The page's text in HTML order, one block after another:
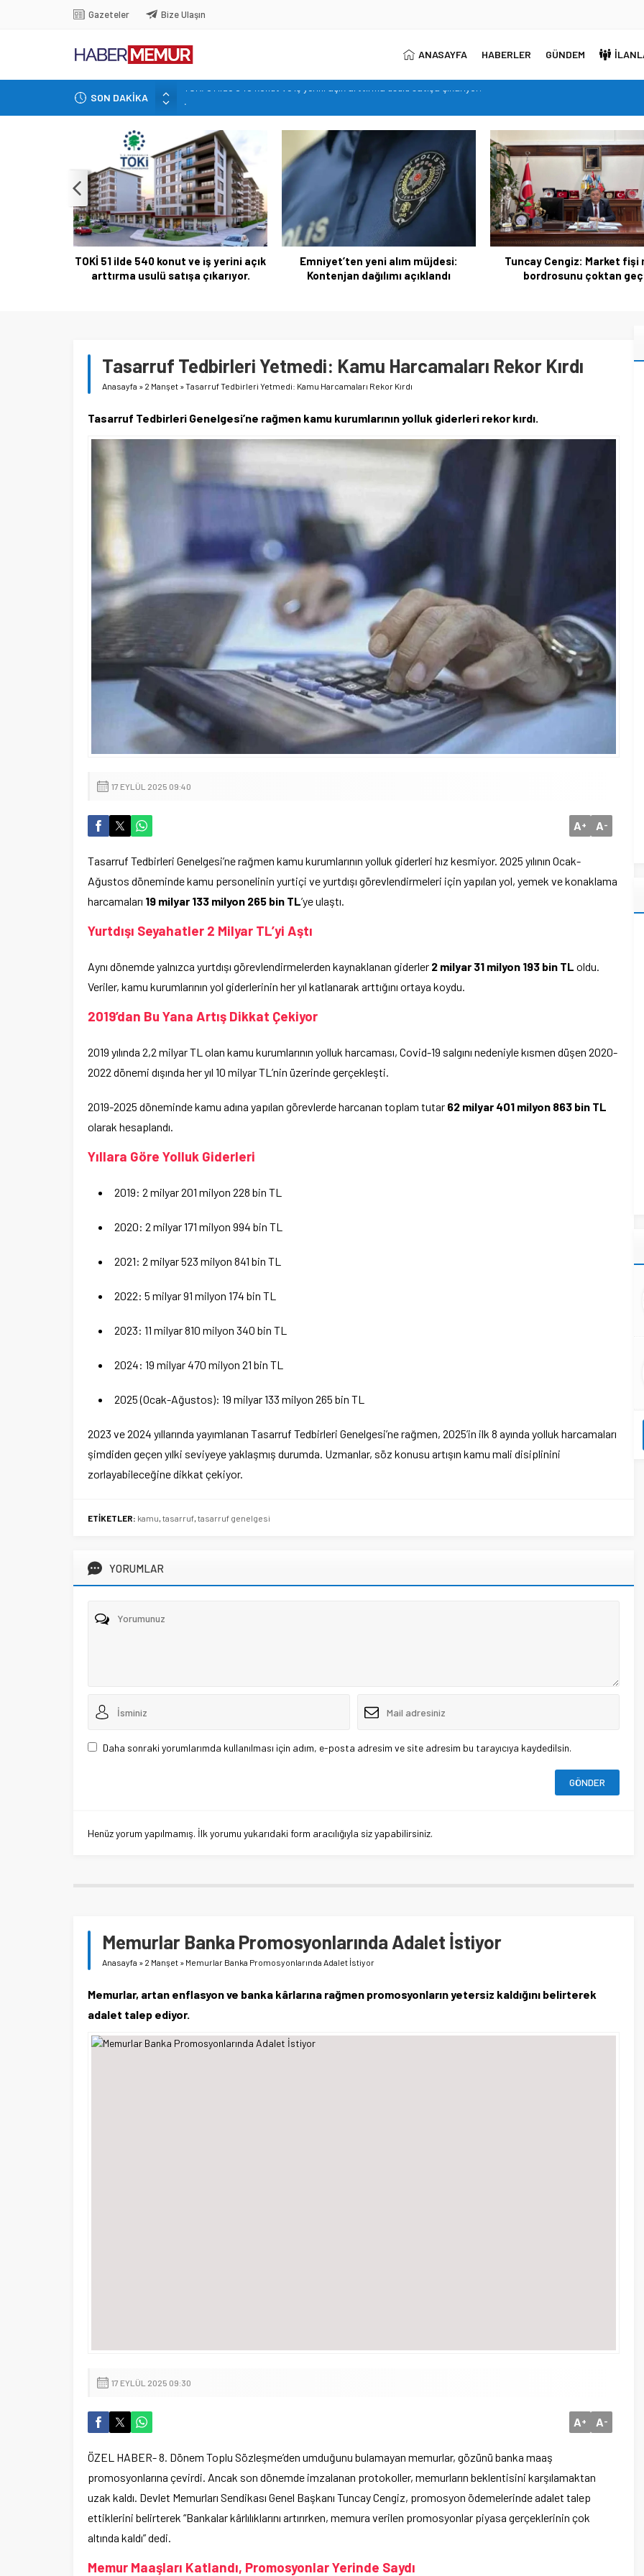
Gazeteler Bize Ulaşın
ANASAYFA HABERLER GÜNDEM
SON DAKİKA
İçişleri Bakanlığı, Görevde Yükselme ve Unvan Değişikliği Yazılı Sınavları’nın tarihlerini duyurdu.
Emniyet’ten yeni alım müjdesi: Kontenjan dağılımı açıklandı
Tuncay Cengiz: Market fişi maaş bordrosunu çoktan geçti
Erdal Beşikçioğlu tutuklandı: 39 kişi cezaevine gönderildi
TOKİ 51 ilde 540 konut ve iş yerini açık arttırma usulü satışa çıkarıyor.
Emniyet’ten yeni alım müjdesi:
Kontenjan dağılımı açıklandı
Tuncay Cengiz: Market fişi maaş
bordrosunu çoktan geçti
Öğretmenlerin özür
atamalarında tercih süreci
Tasarruf Tedbirleri Yetmedi: Kamu Harcamaları Rekor Kırdı
Anasayfa » 2 Manşet »Tasarruf Tedbirleri Yetmedi: Kamu Harcamaları Rekor Kırdı
Tasarruf Tedbirleri Genelgesi’ne rağmen kamu kurumlarının yolluk giderleri rekor kırdı.
17 EYLÜL 2025 09:40
A+ A-
Tasarruf Tedbirleri Genelgesi’ne rağmen kamu kurumlarının yolluk giderleri hız kesmiyor. 2025 yılının Ocak-
Ağustos döneminde kamu personelinin yurtiçi ve yurtdışı görevlendirmeleri için yapılan yol, yemek ve konaklama
harcamaları 19 milyar 133 milyon 265 bin TL’ye ulaştı.
Yurtdışı Seyahatler 2 Milyar TL’yi Aştı
Aynı dönemde yalnızca yurtdışı görevlendirmelerden kaynaklanan giderler 2 milyar 31 milyon 193 bin TL oldu.
Veriler, kamu kurumlarının yol giderlerinin her yıl katlanarak arttığını ortaya koydu.
2019’dan Bu Yana Artış Dikkat Çekiyor
2019 yılında 2,2 milyar TL olan kamu kurumlarının yolluk harcaması, Covid-19 salgını nedeniyle kısmen düşen 2020-
2022 dönemi dışında her yıl 10 milyar TL’nin üzerinde gerçekleşti.
2019-2025 döneminde kamu adına yapılan görevlerde harcanan toplam tutar 62 milyar 401 milyon 863 bin TL
olarak hesaplandı.
Yıllara Göre Yolluk Giderleri
2019: 2 milyar 201 milyon 228 bin TL
2020: 2 milyar 171 milyon 994 bin TL
2021: 2 milyar 523 milyon 841 bin TL
2022: 5 milyar 91 milyon 174 bin TL
2023: 11 milyar 810 milyon 340 bin TL
2024: 19 milyar 470 milyon 21 bin TL
2025 (Ocak-Ağustos): 19 milyar 133 milyon 265 bin TL
2023 ve 2024 yıllarında yayımlanan Tasarruf Tedbirleri Genelgesi’ne rağmen, 2025’in ilk 8 ayında yolluk harcamaları
şimdiden geçen yılki seviyeye yaklaşmış durumda. Uzmanlar, söz konusu artışın kamu mali disiplinini
zorlayabileceğine dikkat çekiyor.
ETİKETLER: kamu, tasarruf, tasarruf genelgesi
YORUMLAR
Daha sonraki yorumlarımda kullanılması için adım, e-posta adresim ve site adresim bu tarayıcıya kaydedilsin.
Henüz yorum yapılmamış. İlk yorumu yukarıdaki form aracılığıyla siz yapabilirsiniz.
Memurlar Banka Promosyonlarında Adalet İstiyor
Anasayfa » 2 Manşet » Memurlar Banka Promosyonlarında Adalet İstiyor
Memurlar, artan enflasyon ve banka kârlarına rağmen promosyonların yetersiz kaldığını belirterek
adalet talep ediyor.
17 EYLÜL 2025 09:30
A+ A-
ÖZEL HABER- 8. Dönem Toplu Sözleşme’den umduğunu bulamayan memurlar, gözünü banka maaş
promosyonlarına çevirdi. Ancak son dönemde imzalanan protokoller, memurların beklentisini karşılamaktan
uzak kaldı. Devlet Memurları Sendikası Genel Başkanı Tuncay Cengiz, promosyon ödemelerinde adalet talep
ettiklerini belirterek “Bankalar kârlılıklarını artırırken, memura verilen promosyonlar piyasa gerçeklerinin çok
altında kaldı” dedi.
Memur Maaşları Katlandı, Promosyonlar Yerinde Saydı